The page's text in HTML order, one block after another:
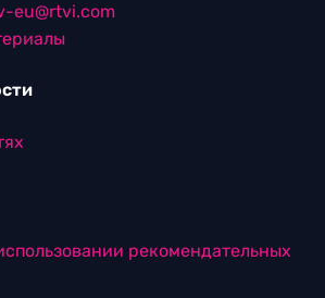
eu@rtvi.com
рекомендательных